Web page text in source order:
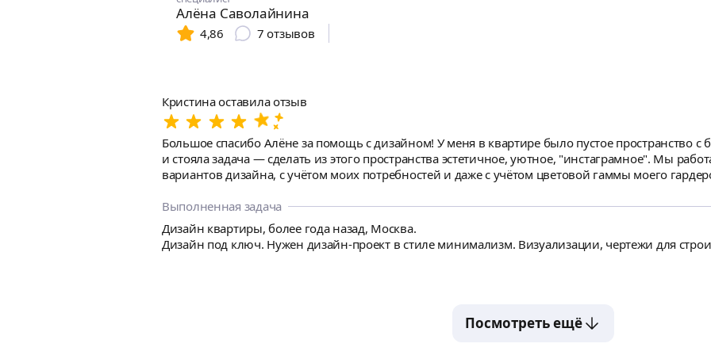
Алёна Саволайнина
4,86
7 отзывов
Кристина оставила отзыв
Большое спасибо Алёне за помощь с дизайном! У меня в квартире было пустое пространство
и стояла задача — сделать из этого пространства эстетичное, уютное, "инстаграмное". Мы
вариантов дизайна, с учётом моих потребностей и даже с учётом цветовой гаммы моего
представляла! Когда всё заказанное приехало, я вызвала мастеров, чтобы всё собрать как
пришлось поменять плинтуса и напольное покрытие. В итоге, всё выглядит гораздо лучше,
я бы придумала сама. Ещё раз спасибо Алёне за качественную работу, профессиональную
очень довольна нашей совместной работой!
Выполненная задача
Дизайн квартиры, более года назад, Москва.
Дизайн под ключ. Нужен дизайн-проект в стиле минимализм. Визуализации, чертежи для
Посмотреть ещё